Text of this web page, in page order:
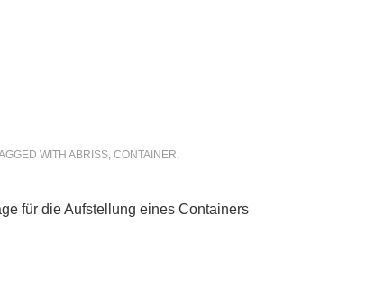
WITH ABRISS, CONTAINER,
für die Aufstellung eines Containers